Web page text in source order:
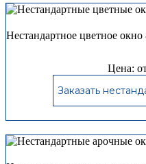
Нестандартное цветное
Цена:
Заказать